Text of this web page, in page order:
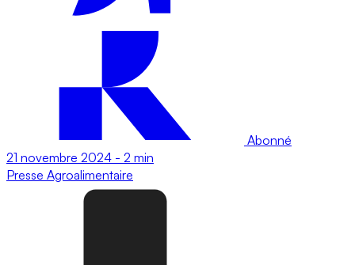
Abonné
21 novembre 2024 - 2 min
Presse Agroalimentaire